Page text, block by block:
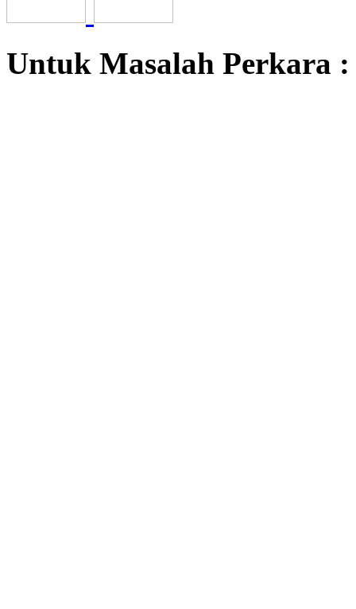
Untuk Masalah Perkara :